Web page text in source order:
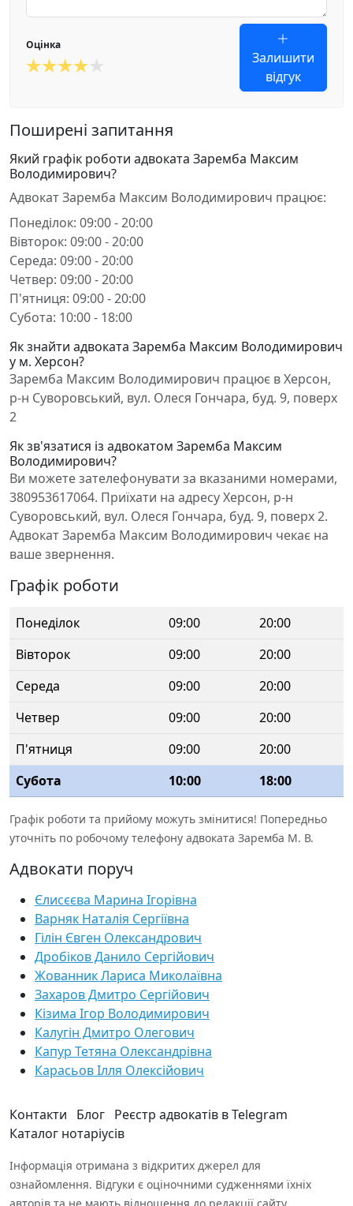
Оцінка
Залишити
відгук
Поширені запитання
Який графік роботи адвоката Заремба Максим
Володимирович?
Адвокат Заремба Максим Володимирович працює:
Понеділок: 09:00 - 20:00
Вівторок: 09:00 - 20:00
Середа: 09:00 - 20:00
Четвер: 09:00 - 20:00
П'ятниця: 09:00 - 20:00
Субота: 10:00 - 18:00
Як знайти адвоката Заремба Максим Володимирович
у м. Херсон?
Заремба Максим Володимирович працює в Херсон,
р-н Суворовський, вул. Олеся Гончара, буд. 9, поверх
2
Як зв'язатися із адвокатом Заремба Максим
Володимирович?
Ви можете зателефонувати за вказаними номерами,
380953617064. Приїхати на адресу Херсон, р-н
Суворовський, вул. Олеся Гончара, буд. 9, поверх 2.
Адвокат Заремба Максим Володимирович чекає на
ваше звернення.
Графік роботи
Понеділок 09:00
20:00
Вівторок
09:00
20:00
Середа
09:00
20:00
Четвер
09:00
20:00
П'ятниця
09:00
20:00
Субота
10:00 18:00
Графік роботи та прийому можуть змінитися! Попередньо
уточніть по робочому телефону адвоката Заремба М. В.
Адвокати поруч
Єлисєєва Марина Ігорівна
Варняк Наталія Сергіївна
Гілін Євген Олександрович
Дробіков Данило Сергійович
Жованник Лариса Миколаївна
Захаров Дмитро Сергійович
Кізима Ігор Володимирович
Калугін Дмитро Олегович
Капур Тетяна Олександрівна
Карасьов Ілля Олексійович
Контакти Блог Реєстр адвокатів в Telegram
Каталог нотаріусів
Інформація отримана з відкритих джерел для
ознайомлення. Відгуки є оціночними судженнями їхніх